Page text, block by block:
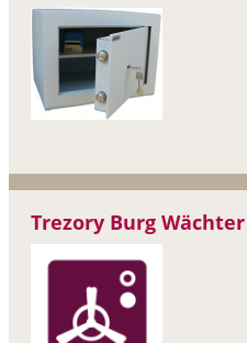
Trezory Burg Wächter